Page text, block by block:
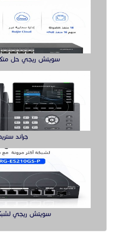
سويتش ريجي حل
جراند
سويتش ريجي